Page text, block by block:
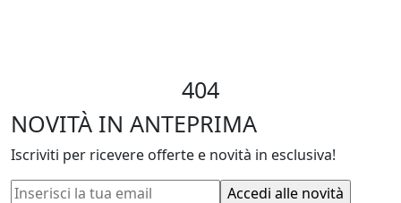
404
NOVITÀ IN ANTEPRIMA
Iscriviti per ricevere offerte e novità in esclusiva!